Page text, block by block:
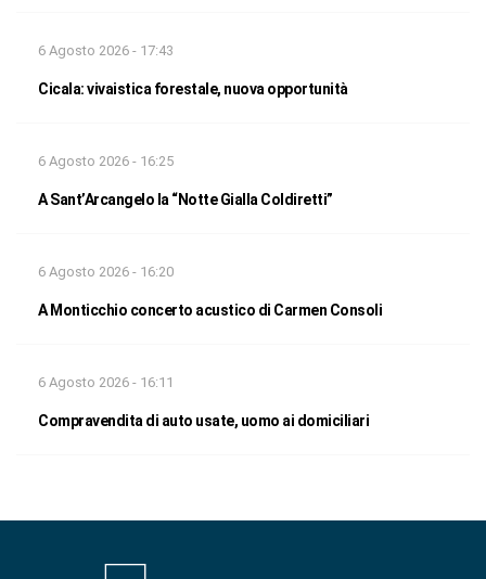
6 Agosto 2026 - 17:43
Cicala: vivaistica forestale, nuova opportunità
6 Agosto 2026 - 16:25
A Sant’Arcangelo la “Notte Gialla Coldiretti”
6 Agosto 2026 - 16:20
A Monticchio concerto acustico di Carmen Consoli
6 Agosto 2026 - 16:11
Compravendita di auto usate, uomo ai domiciliari